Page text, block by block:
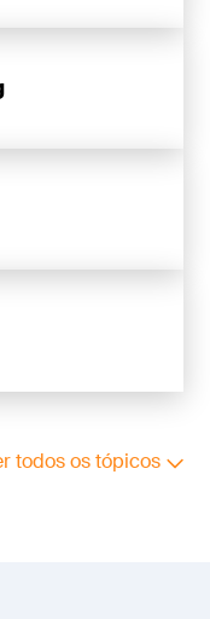
todos os tópicos